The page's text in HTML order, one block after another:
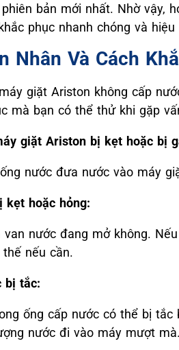
bản mới nhất. Nhờ vậy,
phục nhanh chóng và hiệu
Nhân Và Cách
giặt Ariston không cấp
mà bạn có thể thử khi gặp
giặt Ariston bị kẹt hoặc bị
nước đưa nước vào máy
kẹt hoặc hỏng:
van nước đang mở không.
nếu cần.
bị tắc:
ống cấp nước có thể bị
nước đi vào máy mượt mà.